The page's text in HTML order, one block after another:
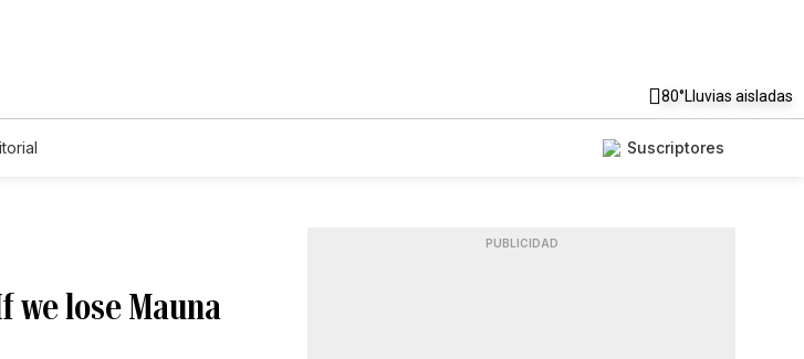
80°Lluvias aisladas
Suscriptores
we lose Mauna
PUBLICIDAD